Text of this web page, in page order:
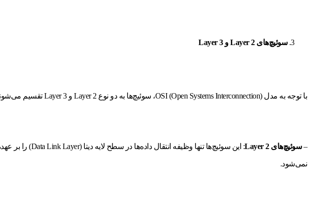
سوئیچ‌های Layer 2 و Layer 3
با توجه به مدل OSI (Open Systems Interconnection)، سوئیچ‌ها به دو نوع Layer 2 و Layer 3 تقسیم می‌شوند:
–سوئیچ‌های Layer 2
نمی‌شود.